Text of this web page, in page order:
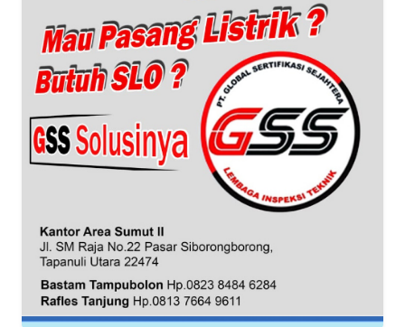
WN
RIAU
WN
SERAMBI
WN
SULTRA
WN